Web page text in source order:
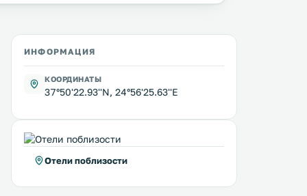
ИНФОРМАЦИЯ
КООРДИНАТЫ
37°50'22.93''N, 24°56'25.63''E
Отели поблизости